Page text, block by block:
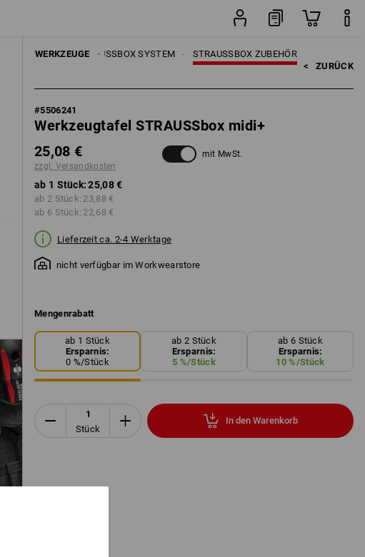
WERKZEUGE STRAUSSBOX ZUBEHÖR
STRAUSSBOX SYSTEM
< ZURÜCK
#5506241
Werkzeugtafel STRAUSSbox midi+
25,08 €
zzgl. Versandkosten
mit MwSt.
ab 1 Stück: 25,08 €
ab 2 Stück: 23,88 €
ab 6 Stück: 22,68 €
Lieferzeit ca. 2-4 Werktage
nicht verfügbar im Workwearstore
Mengenrabatt
ab 1 Stück
Ersparnis:
0 %/Stück
ab 2 Stück
Ersparnis:
5 %/Stück
ab 6 Stück
Ersparnis:
10 %/Stück
Stück
In den Warenkorb